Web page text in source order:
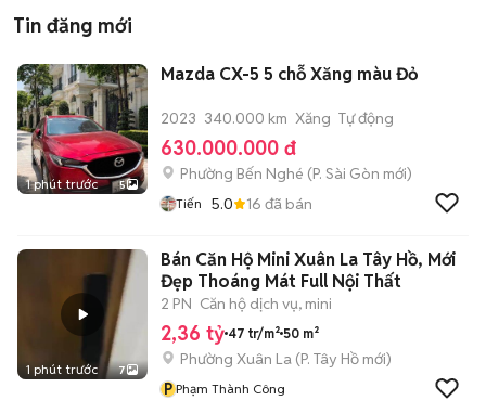
Tin đăng mới
1 phút trước 5
Mazda CX-5 5 chỗ Xăng màu Đỏ
2023 340.000 km Xăng Tự động
630.000.000 đ
Phường Bến Nghé (P. Sài Gòn mới)
Tiến 5.0 16 đã bán
1 phút trước 7
Bán Căn Hộ Mini Xuân La Tây Hồ, Mới
Đẹp Thoáng Mát Full Nội Thất
2 PN Căn hộ dịch vụ, mini
2,36 tỷ 47 tr/m² 50 m²
Phường Xuân La (P. Tây Hồ mới)
P Phạm Thành Công